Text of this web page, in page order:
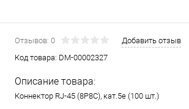
Отзывов: 0
Добавить отзыв
Код товара: DM-00002327
Описание товара:
Коннектор RJ-45 (8P8C), кат.5е (100 шт.)